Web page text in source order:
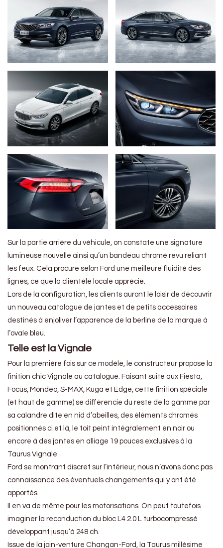
Sur la partie arrière du véhicule, on constate une signature
lumineuse nouvelle ainsi qu’un bandeau chromé revu reliant
les feux. Cela procure selon Ford une meilleure fluidité des
lignes, ce que la clientèle locale apprécie.
Lors de la configuration, les clients auront le loisir de découvrir
un nouveau catalogue de jantes et de petits accessoires
destinés à enjoliver l’apparence de la berline de la marque à
l’ovale bleu.
Telle est la Vignale
Pour la première fois sur ce modèle, le constructeur propose la
finition chic Vignale au catalogue. Faisant suite aux Fiesta,
Focus, Mondeo, S-MAX, Kuga et Edge, cette finition spéciale
(et haut de gamme) se différencie du reste de la gamme par
sa calandre dite en nid d’abeilles, des éléments chromés
positionnés ci et là, le toit peint intégralement en noir ou
encore à des jantes en alliage 19 pouces exclusives à la
Taurus Vignale.
Ford se montrant discret sur l’intérieur, nous n’avons donc pas
connaissance des éventuels changements qui y ont été
apportés.
Il en va de même pour les motorisations. On peut toutefois
imaginer la reconduction du bloc L4 2.0 L turbocompressé
développant jusqu’à 248 ch.
Issue de la join-venture Changan-Ford, la Taurus millésime